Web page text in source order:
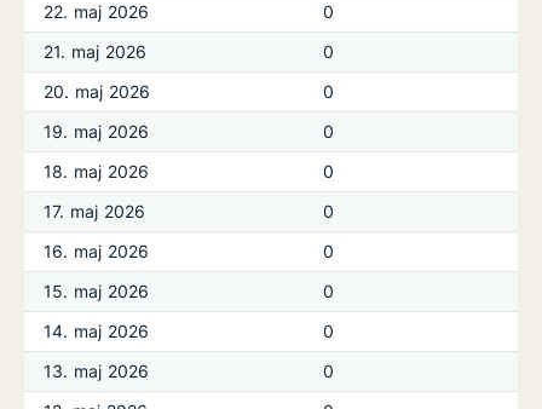
22. maj 2026
0
21. maj 2026
0
20. maj 2026
0
19. maj 2026
0
18. maj 2026
0
17. maj 2026
0
16. maj 2026
0
15. maj 2026
0
14. maj 2026
0
13. maj 2026
0